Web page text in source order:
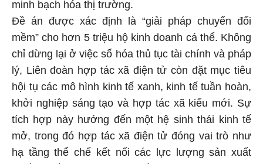
minh bạch hóa thị trường.
Đề án được xác định là “giải pháp chuyển đổi
mềm” cho hơn 5 triệu hộ kinh doanh cá thể. Không
chỉ dừng lại ở việc số hóa thủ tục tài chính và pháp
lý, Liên đoàn hợp tác xã điện tử còn đặt mục tiêu
hội tụ các mô hình kinh tế xanh, kinh tế tuần hoàn,
khởi nghiệp sáng tạo và hợp tác xã kiểu mới. Sự
tích hợp này hướng đến một hệ sinh thái kinh tế
mở, trong đó hợp tác xã điện tử đóng vai trò như
hạ tầng thể chế kết nối các lực lượng sản xuất